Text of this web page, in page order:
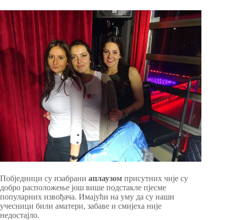
Побједници су изабрани аплаузом присутних чије су
добро расположење још више подстакле пјесме
популарних извођача. Имајући на уму да су наши
учесници били аматери, забаве и смијеха није
недостајло.